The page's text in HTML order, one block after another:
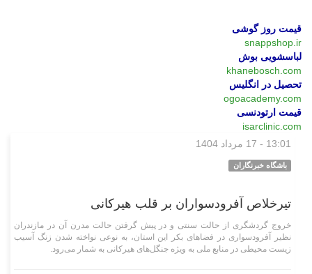
قیمت روز گوشی
snappshop.ir
لباسشویی بوش
khanebosch.com
تحصیل در انگلیس
ogoacademy.com
قیمت ارتودنسی
isarclinic.com
13:01 - 17 مرداد 1404
باشگاه خبرنگاران
تیرخلاص آفرودسواران بر قلب هیرکانی
خروج گردشگری از حالت سنتی و در پیش گرفتن حالت مدرن آن در مازندران
نظیر آفرودسواری در فضا‌های بکر این استان، به نوعی نواخته شدن زنگ آسیب
زیست محیطی در منابع ملی به ویژه جنگل‌های هیرکانی به شمار می‌رود.